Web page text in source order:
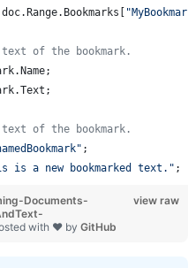
doc. Range. Bookmarks
of the bookmark.
. Name;
.Text ;
of the bookmark.
;
is a new bookmarked text." ;
view raw
Documents-
with ❤ by GitHub